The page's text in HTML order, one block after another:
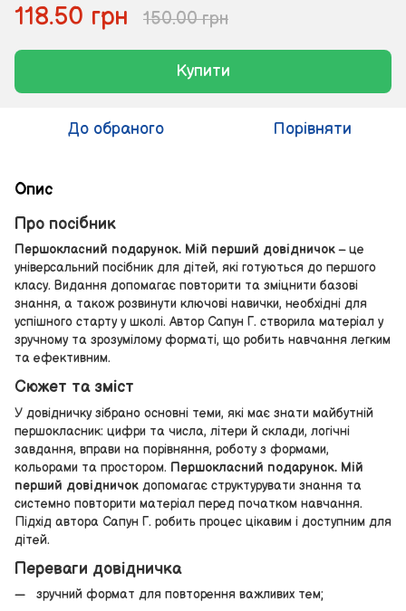
118.50 грн 150.00 грн
Купити
До обраного Порівняти
Опис
Про посібник
Першокласний подарунок. Мій перший довідничок– це
універсальний посібник для дітей, які готуються до першого
класу. Видання допомагає повторити та зміцнити базові
знання, а також розвинути ключові навички, необхідні для
успішного старту у школі. Автор Сапун Г. створила матеріал у
зручному та зрозумілому форматі, що робить навчання легким
та ефективним.
Сюжет та зміст
У довідничку зібрано основні теми, які має знати майбутній
першокласник: цифри та числа, літери й склади, логічні
завдання, вправи на порівняння, роботу з формами,
кольорами та простором. Першокласний подарунок. Мій
перший довідничок допомагає структурувати знання та
системно повторити матеріал перед початком навчання.
Підхід автора Сапун Г. робить процес цікавим і доступним для
дітей.
Переваги довідничка
зручний формат для повторення важливих тем;